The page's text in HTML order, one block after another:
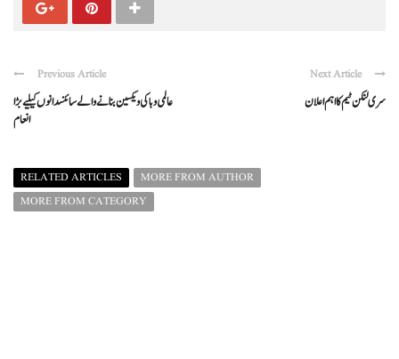
Previous Article
عالمی وباکی ویکسین بنانےوالےسائنسدانوں کیلیے بڑا
انعام
Next Article
سری لنکن ٹیم کااہم اعلان
RELATED ARTICLES
MORE FROM AUTHOR
MORE FROM CATEGORY